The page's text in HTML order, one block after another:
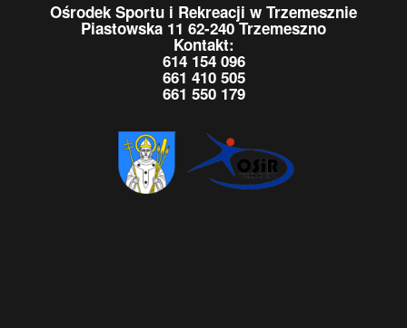
Ośrodek Sportu i Rekreacji w Trzemesznie
Piastowska 11 62-240 Trzemeszno
Kontakt:
614 154 096
661 410 505
661 550 179